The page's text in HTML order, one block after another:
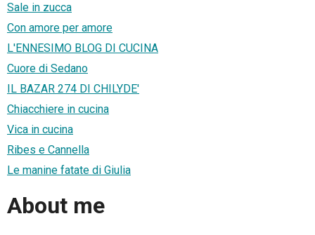
Sale in zucca
Con amore per amore
L'ENNESIMO BLOG DI CUCINA
Cuore di Sedano
IL BAZAR 274 DI CHILYDE'
Chiacchiere in cucina
Vica in cucina
Ribes e Cannella
Le manine fatate di Giulia
About me